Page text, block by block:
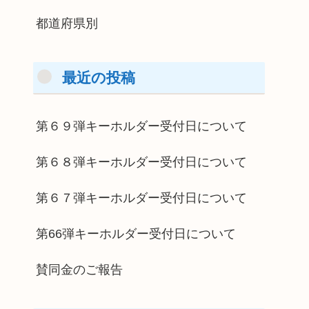
都道府県別
最近の投稿
第６９弾キーホルダー受付日について
第６８弾キーホルダー受付日について
第６７弾キーホルダー受付日について
第66弾キーホルダー受付日について
賛同金のご報告